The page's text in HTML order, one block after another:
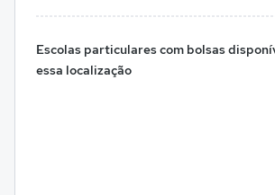
Escolas particulares com bolsas
essa localização